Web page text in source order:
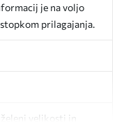
je na voljo
prilagajanja.
velikosti in